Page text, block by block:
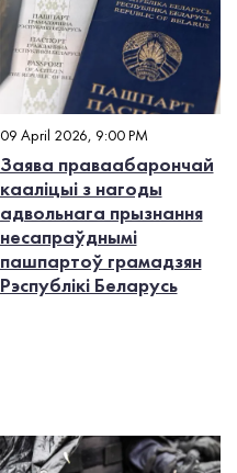
09 April 2026, 9:00 PM
Заява праваабарончай
кааліцыі з нагоды
адвольнага прызнання
несапраўднымі
пашпартоў грамадзян
Рэспублікі Беларусь